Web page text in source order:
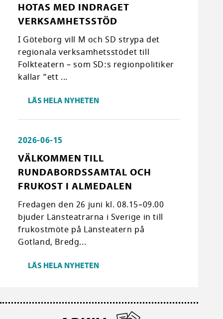
HOTAS MED INDRAGET
VERKSAMHETSSTÖD
I Göteborg vill M och SD strypa det
regionala verksamhetsstödet till
Folkteatern – som SD:s regionpolitiker
kallar ”ett ...
LÄS HELA NYHETEN
2026-06-15
VÄLKOMMEN TILL
RUNDABORDSSAMTAL OCH
FRUKOST I ALMEDALEN
Fredagen den 26 juni kl. 08.15–09.00
bjuder Länsteatrarna i Sverige in till
frukostmöte på Länsteatern på
Gotland, Bredg...
LÄS HELA NYHETEN